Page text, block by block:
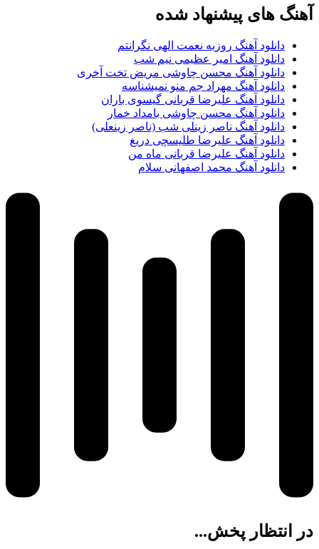
آهنگ های پیشنهاد شده
دانلود آهنگ روزبه نعمت الهی نگرانتم
دانلود آهنگ امیر عظیمی نیم شب
دانلود آهنگ محسن چاوشی مریض تخت آخری
دانلود آهنگ مهراد جم منو نمیشناسه
دانلود آهنگ علیرضا قربانی گیسوی باران
دانلود آهنگ محسن چاوشی بامداد خمار
دانلود آهنگ ناصر زینلی شب (ناصر زینعلی)
دانلود آهنگ علیرضا طلیسچی دریغ
دانلود آهنگ علیرضا قربانی ماه من
دانلود آهنگ محمد اصفهانی سلام
در انتظار پخش...